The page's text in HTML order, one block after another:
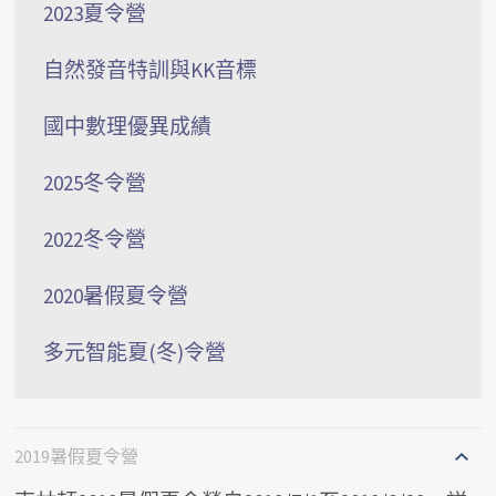
2023夏令營
自然發音特訓與KK音標
國中數理優異成績
2025冬令營
2022冬令營
2020暑假夏令營
多元智能夏(冬)令營
2019暑假夏令營